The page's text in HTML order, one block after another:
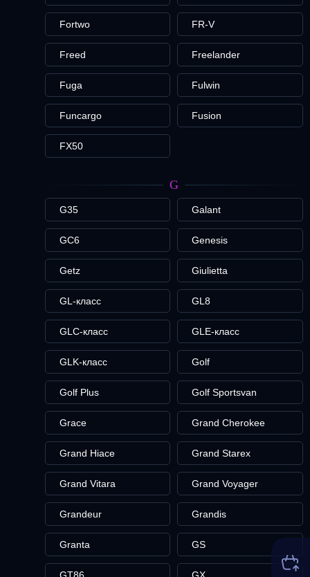
Fortwo FR-V
Freed Freelander
Fuga Fulwin
Funcargo Fusion
FX50
G
G35 Galant
GC6 Genesis
Getz Giulietta
GL-класс GL8
GLC-класс GLE-класс
GLK-класс Golf
Golf Plus Golf Sportsvan
Grace Grand Cherokee
Grand Hiace Grand Starex
Grand Vitara Grand Voyager
Grandeur Grandis
Granta GS